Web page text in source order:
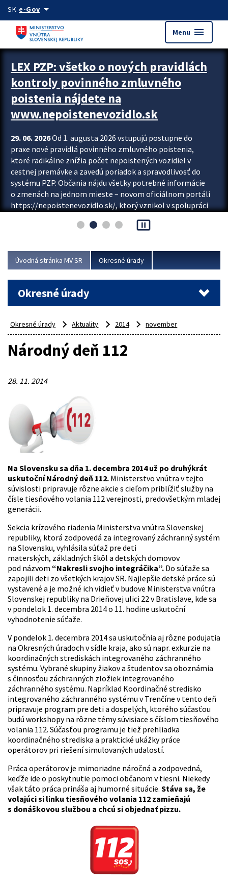
Preskocit na hlavný obsah
SK e-Govarrow_drop_down
Menu menu
Zastavit automatický posun upútavok
LEX PZP: všetko o nových pravidlách
kontroly povinného zmluvného
poistenia nájdete na
www.nepoistenevozidlo.sk
29. 06. 2026Od 1. augusta 2026 vstupujú postupne do
praxe nové pravidlá povinného zmluvného poistenia,
ktoré radikálne znížia počet nepoistených vozidiel v
cestnej premávke a zavedú poriadok a spravodlivosť do
systému PZP. Občania nájdu všetky potrebné informácie
o zmenách na jednom mieste – novom oficiálnom portáli
https://nepoistenevozidlo.sk/, ktorý vznikol v spolupráci
asociácie poisťovní (SLASPO) a Ministerstva vnútra SR.
Viac
pause_presentation
Úvodná stránka MV SR Okresné úrady
Okresné úrady
Okresné úrady Aktuality 2014 november
Národný deň 112
28. 11. 2014
Na Slovensku sa dňa 1. decembra 2014 už po druhýkrát
uskutoční Národný deň 112. Ministerstvo vnútra v tejto
súvislosti pripravuje rôzne akcie s cieľom priblížiť služby na
čísle tiesňového volania 112 verejnosti, predovšetkým mladej
generácii.
Sekcia krízového riadenia Ministerstva vnútra Slovenskej
republiky, ktorá zodpovedá za integrovaný záchranný systém
na Slovensku, vyhlásila súťaž pre deti
materských, základných škôl a detských domovov
pod názvom “Nakresli svojho integráčika”. Do súťaže sa
zapojili deti zo všetkých krajov SR. Najlepšie detské práce sú
vystavené a je možné ich vidieť v budove Ministerstva vnútra
Slovenskej republiky na Drieňovej ulici 22 v Bratislave, kde sa
v pondelok 1. decembra 2014 o 11. hodine uskutoční
vyhodnotenie súťaže.
V pondelok 1. decembra 2014 sa uskutočnia aj rôzne podujatia
na Okresných úradoch v sídle kraja, ako sú napr. exkurzie na
koordinačných strediskách integrovaného záchranného
systému. Vybrané skupiny žiakov a študentov sa oboznámia
s činnosťou záchranných zložiek integrovaného
záchranného systému. Napríklad Koordinačné stredisko
integrovaného záchranného systému v Trenčíne v tento deň
pripravuje program pre deti a dospelých, ktorého súčasťou
budú workshopy na rôzne témy súvisiace s číslom tiesňového
volania 112. Súčasťou programu je tiež prehliadka
koordinačného strediska a praktické ukážky práce
operátorov pri riešení simulovaných udalostí.
Práca operátorov je mimoriadne náročná a zodpovedná,
keďže ide o poskytnutie pomoci občanom v tiesni. Niekedy
však táto práca prináša aj humorné situácie. Stáva sa, že
volajúci si linku tiesňového volania 112 zamieňajú
s donáškovou službou a chcú si objednať pizzu.